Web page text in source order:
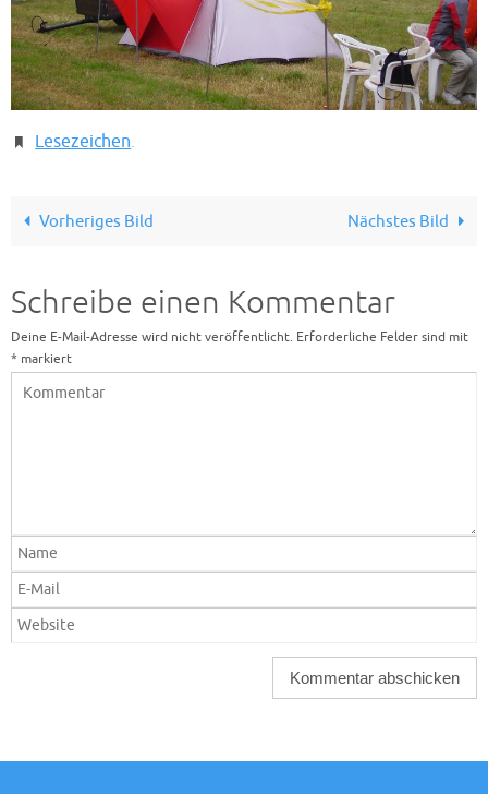
Lesezeichen.
Vorheriges Bild Nächstes Bild
Schreibe einen Kommentar
Deine E-Mail-Adresse wird nicht veröffentlicht. Erforderliche Felder sind mit
* markiert